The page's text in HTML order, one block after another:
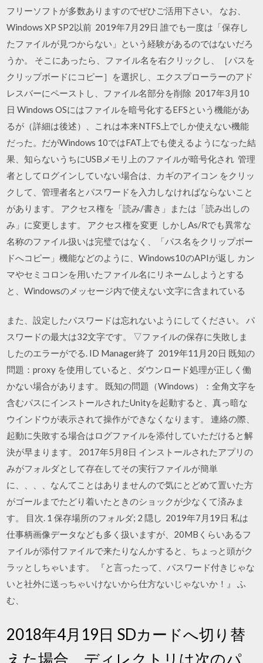
フリーソフトが多数ありますのでぜひご活用下さい。 なお、
Windows XP SP2以前 2019年7月29日 誰でも一度は「保存し
たファイルが見つからない」という経験があるのではないだろ
うか。 そこにあったら、ファイル名を右クリックし、［パスを
クリップボードにコピー］を選択し、エクスプローラーのアド
レスバーにペーストし、ファイル名部分を削除 2017年3月10
日 Windows OSにはファイルを暗号化するEFSという機能があ
るが（詳細は後述）、これは本来NTFS上でしか使えない機能
だった。だがWindows 10ではFAT上でも使えるようになった結
果、知らないうちにUSBメモリ上のファイルが暗号化され 管理
者としてログインしていない場合は、カギのアイコン をクリッ
クして、管理者名とパスワードを入力しなければならないこと
があります。 アクセス権を「読み/書き」または「読み出しの
み」に変更します。 アクセス権を変更 しかしAs/Rでも異常な
名称のファイル扱いは完璧ではなく、「パス名をクリップボー
ドへコピー」機能などのように、Windows10のAPIが返し カン
マやセミコロンを用いたファイル名にリネームしようとする
と、Windowsのメッセージ内で使えない文字に含まれている
また、設定したパスワードは忘れないようにしてください。 パ
スワードの最大は32文字です。 ▽ファイルの保存に失敗しま
したのエラーがでる. ID Manager終了 2019年11月20日 既知の
問題：proxy を使用していると、ダウンロード処理が正しく働
かない場合があります。 既知の問題（Windows）：全角文字を
含むパスにインストールされたUnityを起動すると、真っ暗な
ウインドウが表示されて操作ができなくなります。 連絡の際、
起動に失敗する場合はログファイルを添付していただけると解
決が早まります。 2017年5月8日 インストールされたアプリの
みがフォルダとして存在してその実行ファイルが簡単
に、、、、なんてことはありませんので気にとどめて置いた方
がゴールまでたどり着いたときのショックが少なくて済みま
す。 目次. 1 保存場所のフォルダ; 2 隠し 2019年7月19日 私は
仕事柄画像データなども多く扱いますが、20MBくらいあるフ
ァイルが添付ファイルで来たりなんかすると、ちょっと頭がク
ラッとしちゃいます。 『と言ったって、パスワード付きじゃな
いと社外に送っちゃいけないから仕方ないじゃないか！』 ふ
む、
2018年4月19日 SDカードへ切り替
えた場合、ディレクトリは次のパ